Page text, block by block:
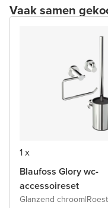
Vaak samen
1 x
Blaufoss Glory wc-
accessoireset
Glanzend chroom|